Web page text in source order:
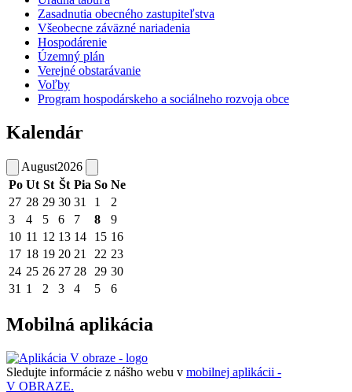
Zasadnutia obecného zastupiteľstva
Všeobecne záväzné nariadenia
Hospodárenie
Územný plán
Verejné obstarávanie
Voľby
Program hospodárskeho a sociálneho rozvoja obce
Kalendár
August2026
Po Ut St Št Pia So Ne
27 28 29 30 31 1
2
3
4 5 6 7 8
9
10 11 12 13 14 15 16
17 18 19 20 21 22 23
24 25 26 27 28 29 30
31 1 2 3 4 5 6
Mobilná aplikácia
Sledujte informácie z nášho webu v mobilnej aplikácii -
V OBRAZE.